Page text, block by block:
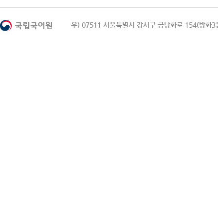
우) 07511 서울특별시 강서구 금낭화로 154(방화3